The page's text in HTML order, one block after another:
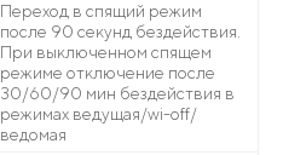
Переход в спящий режим
после 90 секунд бездействия.
При выключенном спящем
режиме отключение после
30/60/90 мин бездействия в
режимах ведущая/wi-off/
ведомая